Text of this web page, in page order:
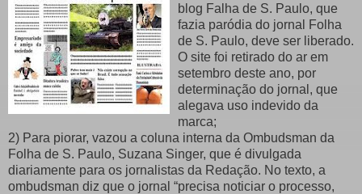
blog Falha de S. Paulo, que
fazia paródia do jornal Folha
de S. Paulo, deve ser liberado.
O site foi retirado do ar em
setembro deste ano, por
determinação do jornal, que
alegava uso indevido da
marca;
2) Para piorar, vazou a coluna interna da Ombudsman da
Folha de S. Paulo, Suzana Singer, que é divulgada
diariamente para os jornalistas da Redação. No texto, a
ombudsman diz que o jornal “precisa noticiar o processo,